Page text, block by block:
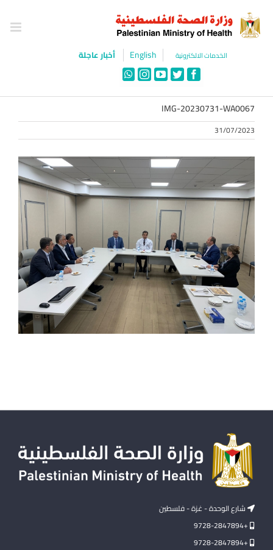
content
الخدمات الالكترونية English أخبار عاجلة
Facebook
Twitter
YouTube
Instagram
WhatsApp
IMG-20230731-WA0067
31/07/2023
شارع الوحدة - غزة - فلسطين
+9728-2847894
+9728-2847894